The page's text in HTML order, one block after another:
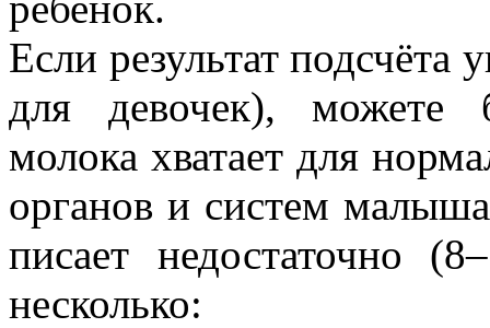
Если результат подсчёта
для девочек), можете
молока хватает для
органов и систем
писает недостаточно
несколько: